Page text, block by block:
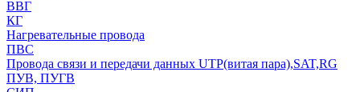
ВВГ
КГ
Нагревательные провода
ПВС
Провода связи и передачи данных UTP(витая пара),SAT,RG
ПУВ, ПУГВ